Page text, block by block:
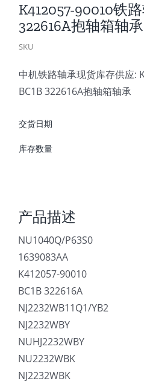
K412057-90010铁
322616A抱轴箱轴承
SKU
中机铁路轴承现货库存供应:
BC1B 322616A抱轴箱轴承
交货日期
库存数量
产品描述
NU1040Q/P63S0
1639083AA
K412057-90010
BC1B 322616A
NJ2232WB11Q1/YB2
NJ2232WBY
NUHJ2232WBY
NU2232WBK
NJ2232WBK